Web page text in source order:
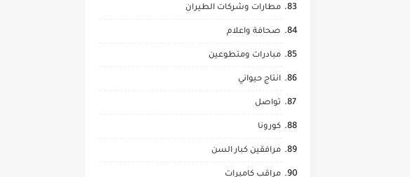
مطارات وشركات الطيران
صحافة واعلام
مبادرات ومتطوعين
انتاج حيواني
تواصل
كورونا
مرافقين كبار السن
مراقب كاميرات